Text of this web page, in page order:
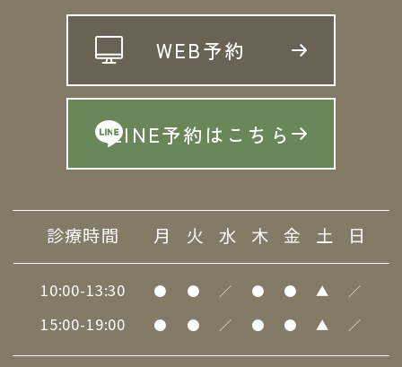
WEB予約
LINE予約はこちら
診療時間 月 火 水 木 金 土 日
10:00-13:30 ● ● ／ ● ● ▲ ／
15:00-19:00 ● ● ／ ● ● ▲ ／